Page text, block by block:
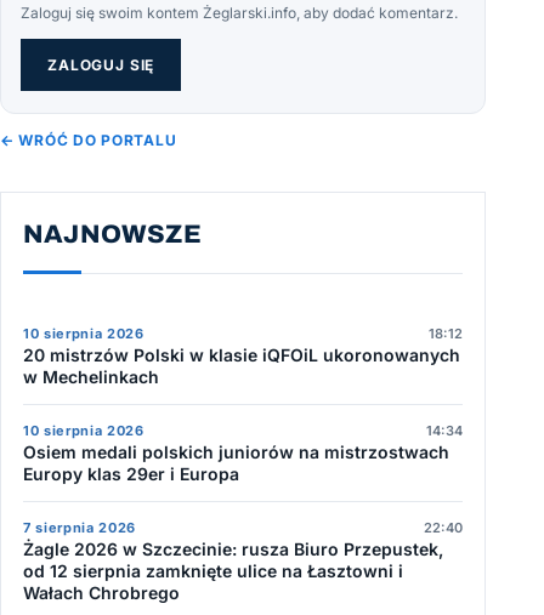
Zaloguj się swoim kontem Żeglarski.info, aby dodać komentarz.
ZALOGUJ SIĘ
← WRÓĆ DO PORTALU
NAJNOWSZE
10 sierpnia 2026 18:12
20 mistrzów Polski w klasie iQFOiL ukoronowanych
w Mechelinkach
10 sierpnia 2026 14:34
Osiem medali polskich juniorów na mistrzostwach
Europy klas 29er i Europa
7 sierpnia 2026 22:40
Żagle 2026 w Szczecinie: rusza Biuro Przepustek,
od 12 sierpnia zamknięte ulice na Łasztowni i
Wałach Chrobrego